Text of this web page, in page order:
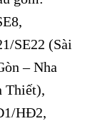
SE22 (Sài
– Nha
Thiết),
HĐ2,